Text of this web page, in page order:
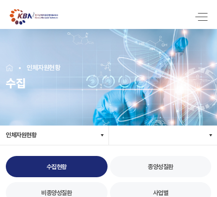
인체자원현황
수집
인체자원현황
수집현황 종양성질환
비종양성질환 사업별